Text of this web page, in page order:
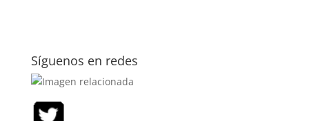
Síguenos en redes